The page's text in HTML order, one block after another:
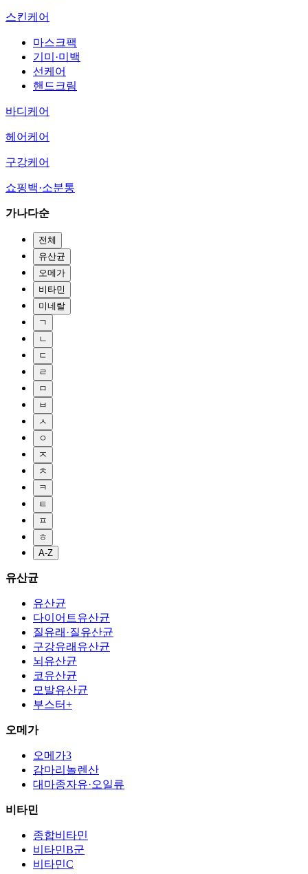
스킨케어
마스크팩
기미·미백
선케어
핸드크림
바디케어
헤어케어
구강케어
쇼핑백·소분통
가나다순
전체
유산균
오메가
비타민
미네랄
ㄱ
ㄴ
ㄷ
ㄹ
ㅁ
ㅂ
ㅅ
ㅇ
ㅈ
ㅊ
ㅋ
ㅌ
ㅍ
ㅎ
A-Z
유산균
유산균
다이어트유산균
질유래·질유산균
구강유래유산균
뇌유산균
코유산균
모발유산균
부스터+
오메가
오메가3
감마리놀렌산
대마종자유·오일류
비타민
종합비타민
비타민B군
비타민C